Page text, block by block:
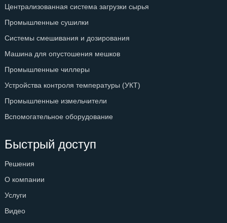
Централизованная система загрузки сырья
Промышленные сушилки
Системы смешивания и дозирования
Машина для опустошения мешков
Промышленные чиллеры
Устройства контроля температуры (УКТ)
Промышленные измельчители
Вспомогательное оборудование
Быстрый доступ
Решения
О компании
Услуги
Видео